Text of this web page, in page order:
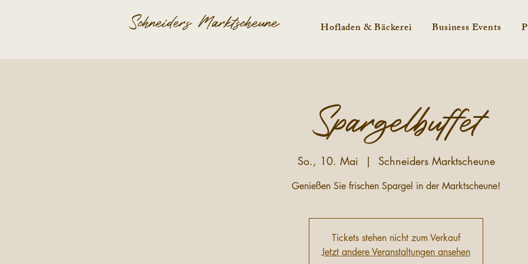
Schneiders Marktscheune Hofladen & Bäckerei Business Events
Spargelbuffet
So., 10. Mai
  |
Schneiders Marktscheune
Genießen Sie frischen Spargel in der Marktscheune!
Tickets stehen nicht zum Verkauf
Jetzt andere Veranstaltungen ansehen